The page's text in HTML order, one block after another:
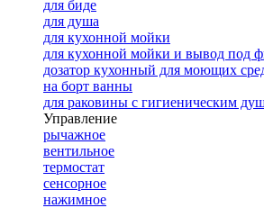
для биде
для душа
для кухонной мойки
для кухонной мойки и вывод под
дозатор кухонный для моющих
на борт ванны
для раковины с гигиеническим
Управление
рычажное
вентильное
термостат
сенсорное
нажимное